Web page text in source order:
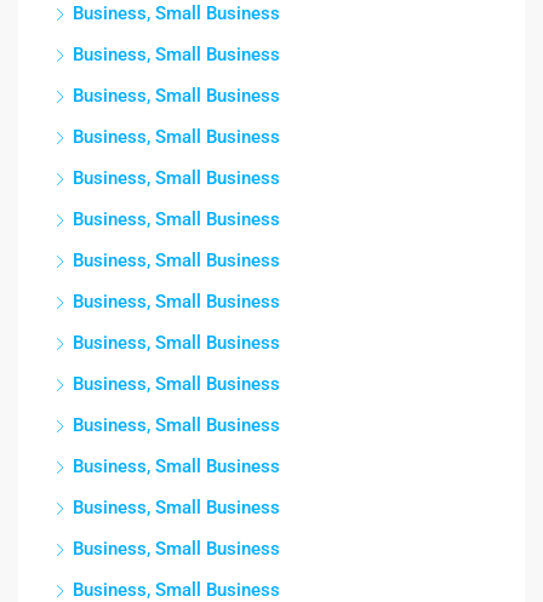
Business, Small Business
Business, Small Business
Business, Small Business
Business, Small Business
Business, Small Business
Business, Small Business
Business, Small Business
Business, Small Business
Business, Small Business
Business, Small Business
Business, Small Business
Business, Small Business
Business, Small Business
Business, Small Business
Business, Small Business